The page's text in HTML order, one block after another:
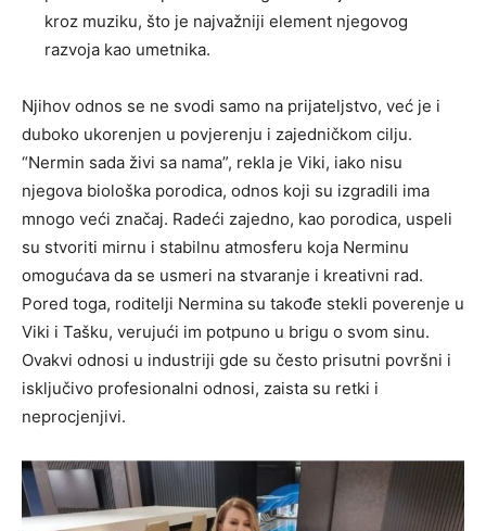
kroz muziku, što je najvažniji element njegovog
razvoja kao umetnika.
Njihov odnos se ne svodi samo na prijateljstvo, već je i
duboko ukorenjen u povjerenju i zajedničkom cilju.
“Nermin sada živi sa nama”, rekla je Viki, iako nisu
njegova biološka porodica, odnos koji su izgradili ima
mnogo veći značaj. Radeći zajedno, kao porodica, uspeli
su stvoriti mirnu i stabilnu atmosferu koja Nerminu
omogućava da se usmeri na stvaranje i kreativni rad.
Pored toga, roditelji Nermina su takođe stekli poverenje u
Viki i Tašku, verujući im potpuno u brigu o svom sinu.
Ovakvi odnosi u industriji gde su često prisutni površni i
isključivo profesionalni odnosi, zaista su retki i
neprocjenjivi.